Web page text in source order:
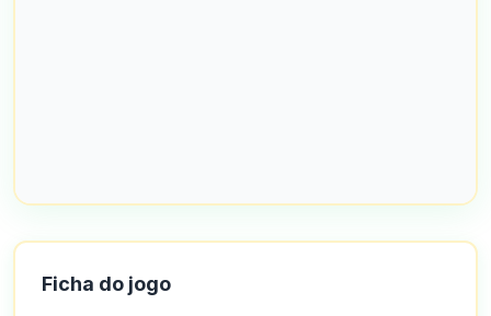
Ficha do jogo